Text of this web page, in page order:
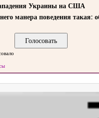
Украины на США
манера поведения такая: